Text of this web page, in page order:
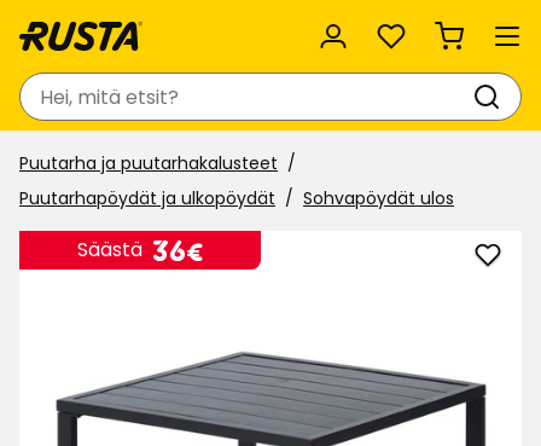
Suosikit
Haku
Puutarha ja puutarhakalusteet
Puutarhapöydät ja ulkopöydät
Sohvapöydät ulos
Säästä Hinta
36€36
€
Lisää